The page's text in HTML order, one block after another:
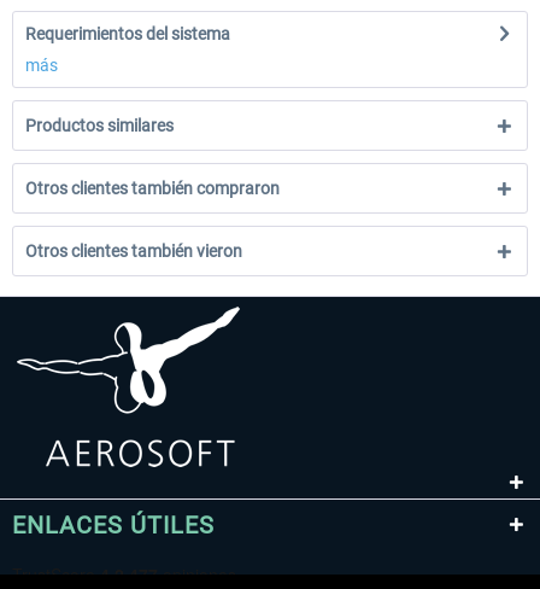
Requerimientos del sistema
más
Productos similares
Otros clientes también compraron
Otros clientes también vieron
ENLACES ÚTILES